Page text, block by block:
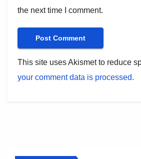
the next time I comment.
This site uses Akismet to reduce
your comment data is processed.